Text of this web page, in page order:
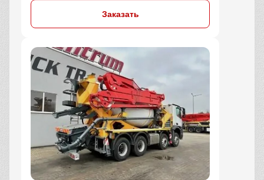
Заказать